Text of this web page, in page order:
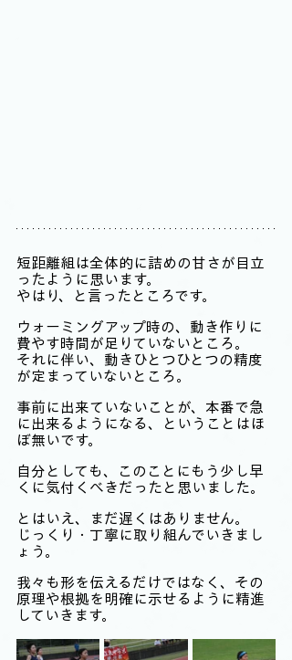
短距離組は全体的に詰めの甘さが目立
ったように思います。
やはり、と言ったところです。
ウォーミングアップ時の、動き作りに
費やす時間が足りていないところ。
それに伴い、動きひとつひとつの精度
が定まっていないところ。
事前に出来ていないことが、本番で急
に出来るようになる、ということはほ
ぼ無いです。
自分としても、このことにもう少し早
くに気付くべきだったと思いました。
とはいえ、まだ遅くはありません。
じっくり・丁寧に取り組んでいきまし
ょう。
我々も形を伝えるだけではなく、その
原理や根拠を明確に示せるように精進
していきます。